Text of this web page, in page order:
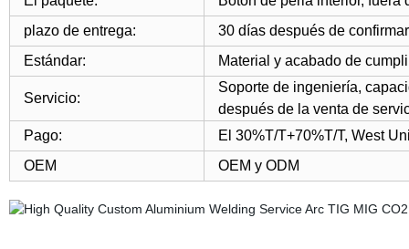
plazo de entrega:
30 días después de confirmar
Estándar:
Material y acabado de
Servicio:
Soporte de ingeniería,
después de la venta de
Pago:
El 30%T/T+70%T/T, West
OEM
OEM y ODM